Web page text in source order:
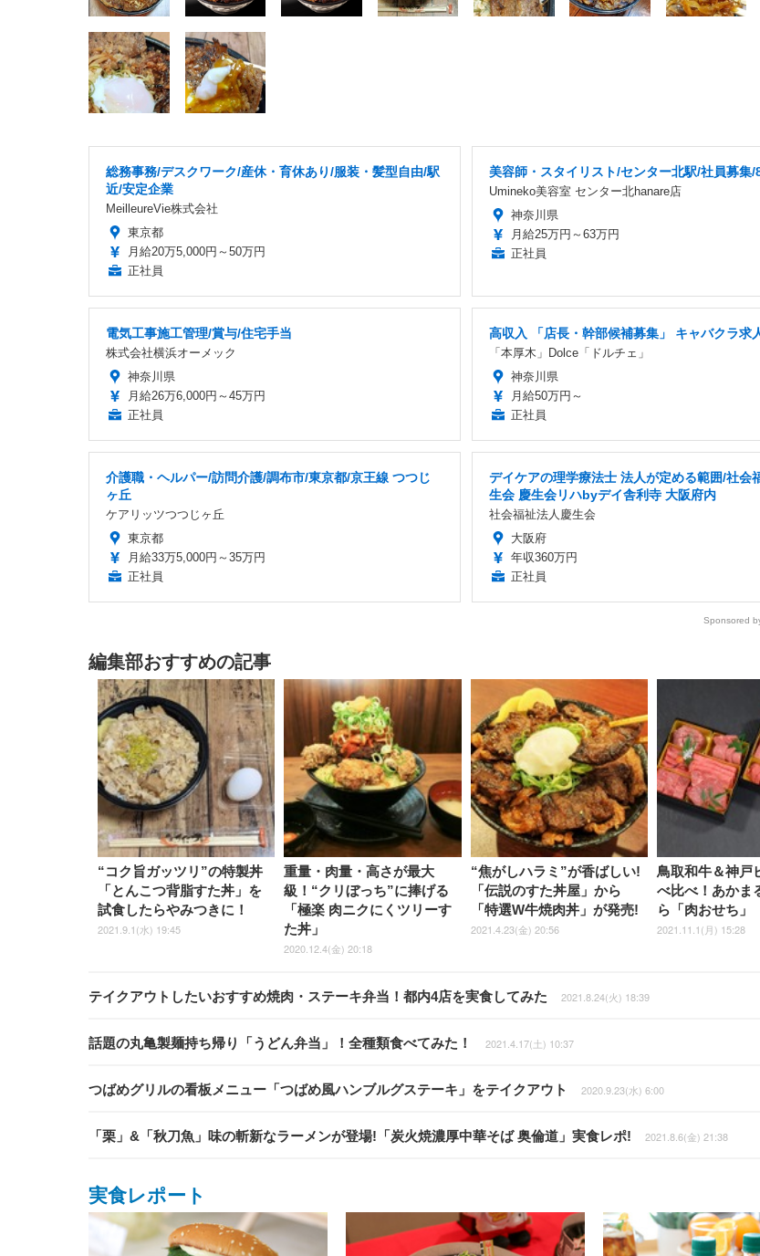
総務事務/デスクワーク/産休・育休あり/服装・髪型自由/駅
近/安定企業
MeilleureVie株式会社
東京都
月給20万5,000円～50万円
正社員
美容師・スタイリスト/センター北駅/社員募集/
Umineko美容室 センター北hanare店
神奈川県
月給25万円～63万円
正社員
電気工事施工管理/賞与/住宅手当
株式会社横浜オーメック
神奈川県
月給26万6,000円～45万円
正社員
高収入 「店長・幹部候補募集」 キャバクラ求
「本厚木」Dolce「ドルチェ」
神奈川県
月給50万円～
正社員
介護職・ヘルパー/訪問介護/調布市/東京都/京王線 つつじ
ヶ丘
ケアリッツつつじヶ丘
東京都
月給33万5,000円～35万円
正社員
デイケアの理学療法士 法人が定める範囲/社会
生会 慶生会リハbyデイ舎利寺 大阪府内
社会福祉法人慶生会
大阪府
年収360万円
正社員
Sponsored
編集部おすすめの記事
“コク旨ガッツリ”の特製丼
「とんこつ背脂すた丼」を
試食したらやみつきに！
2021.9.1(水) 19:45
重量・肉量・高さが最大
級！“クリぼっち”に捧げる
「極楽 肉ニクにくツリーす
た丼」
2020.12.4(金) 20:18
“焦がしハラミ”が香ばしい!
「伝説のすた丼屋」から
「特選W牛焼肉丼」が発売!
2021.4.23(金) 20:56
鳥取和牛＆神戸
べ比べ！あかま
ら「肉おせち」
2021.11.1(月) 15:28
テイクアウトしたいおすすめ焼肉・ステーキ弁当！都内4店を実食してみた 2021.8.24(火) 18:39
話題の丸亀製麺持ち帰り「うどん弁当」！全種類食べてみた！ 2021.4.17(土) 10:37
つばめグリルの看板メニュー「つばめ風ハンブルグステーキ」をテイクアウト 2020.9.23(水) 6:00
「栗」&「秋刀魚」味の斬新なラーメンが登場!「炭火焼濃厚中華そば 奥倫道」実食レポ! 2021.8.6(金) 21:38
実食レポート